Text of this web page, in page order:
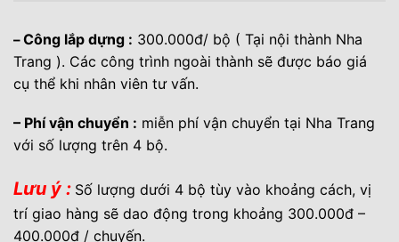
–Công lắp dựng : 300.000đ/ bộ ( Tại nội thành Nha
Trang ). Các công trình ngoài thành sẽ được báo giá
cụ thể khi nhân viên tư vấn.
– Phí vận chuyển : miễn phí vận chuyển tại Nha Trang
với số lượng trên 4 bộ.
Lưu ý : Số lượng dưới 4 bộ tùy vào khoảng cách, vị
trí giao hàng sẽ dao động trong khoảng 300.000đ –
400.000đ / chuyến.